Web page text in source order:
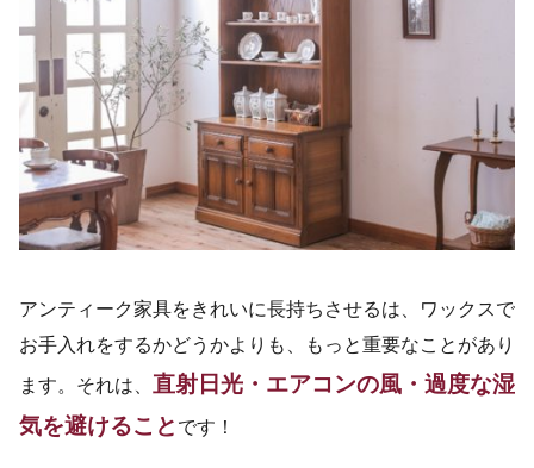
アンティーク家具をきれいに長持ちさせるは、ワックスで
お手入れをするかどうかよりも、もっと重要なことがあり
ます。それは、 直射日光・エアコンの風・過度な湿
気を避けること です！